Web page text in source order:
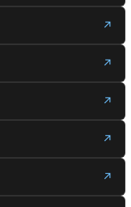
↗
↗
↗
↗
↗